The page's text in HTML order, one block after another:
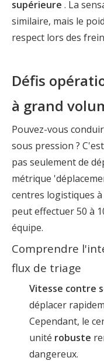
supérieure . La
similaire, mais le
respect lors des
Défis
à grand
Pouvez-vous
sous pression ?
pas seulement de
métrique
centres logistiques
peut effectuer 50 à
équipe.
Comprendre
flux de triage
Vitesse contre
déplacer
Cependant, le
unité robuste
dangereux.